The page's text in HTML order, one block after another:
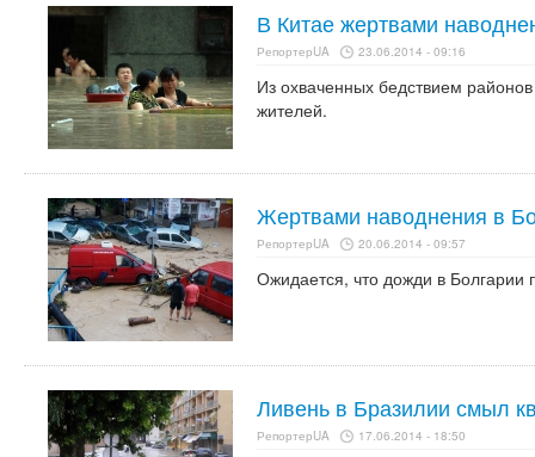
В Китае жертвами
РепортерUA 23.06.2014 - 09:16
Из охваченных бедствием
жителей.
Жертвами наводнения в
РепортерUA 20.06.2014 - 09:57
Ожидается, что дожди в Болгарии
Ливень в Бразилии смыл
РепортерUA 17.06.2014 - 18:50